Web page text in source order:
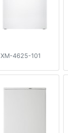
XM-4625-101